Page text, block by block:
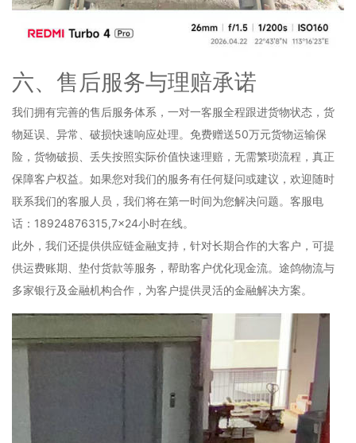
六、售后服务与理赔承诺
我们拥有完善的售后服务体系，一对一客服全程跟进货物状态，货
物延误、异常、破损快速响应处理。免费赠送50万元货物运输保
险，货物破损、丢失按照实际价值快速理赔，无需繁琐流程，真正
保障客户权益。如果您对我们的服务有任何疑问或建议，欢迎随时
联系我们的客服人员，我们将在第一时间为您解决问题。客服电
话：18924876315,7×24小时在线。
此外，我们还提供供应链金融支持，针对长期合作的大客户，可提
供运费账期、垫付货款等服务，帮助客户优化现金流。途鸽物流与
多家银行及金融机构合作，为客户提供灵活的金融解决方案。